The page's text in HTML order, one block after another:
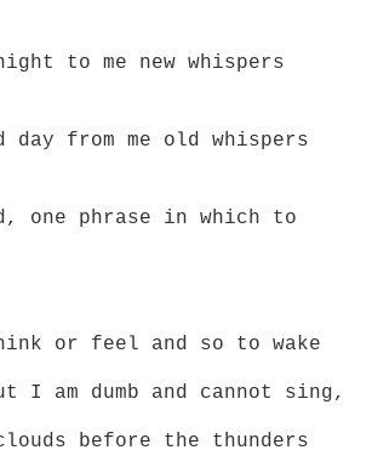
to me new whispers
day from me old whispers
one phrase in which to
or feel and so to wake
I am dumb and cannot sing,
before the thunders